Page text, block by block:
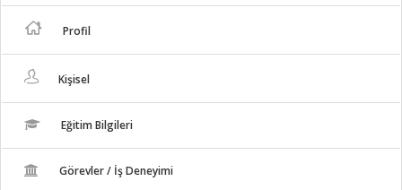
Profil
Kişisel
Eğitim Bilgileri
Görevler / İş Deneyimi